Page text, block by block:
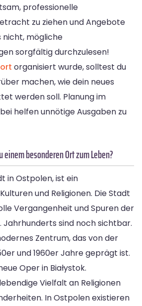
professionelle
zu ziehen und Angebote
nicht, mögliche
sorgfältig durchzulesen!
organisiert wurde, solltest du
machen, wie dein neues
werden soll. Planung im
helfen unnötige Ausgaben zu
besonderen Ort zum Leben?
in Ostpolen, ist ein
und Religionen. Die Stadt
Vergangenheit und Spuren der
Jahrhunderts sind noch sichtbar.
Zentrum, das von der
und 1960er Jahre geprägt ist.
Oper in Białystok.
Vielfalt an Religionen
In Ostpolen existieren